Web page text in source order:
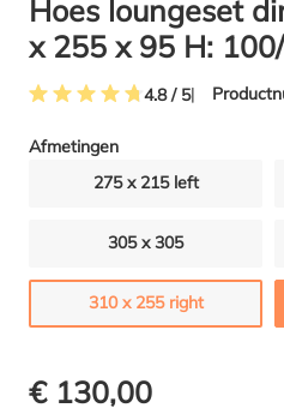
Hoes loungeset
x 255 x 95 H:
4.8 / 5
Afmetingen
275 x 215 left
305 x 305
310 x 255 right
€ 130,00